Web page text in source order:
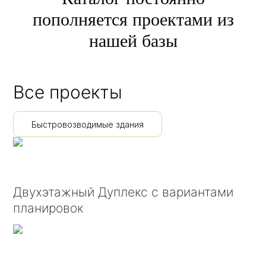
пополняется проектами из
нашей базы
Все проекты
Быстровозводимые здания
Двухэтажный Дуплекс с вариантами
планировок